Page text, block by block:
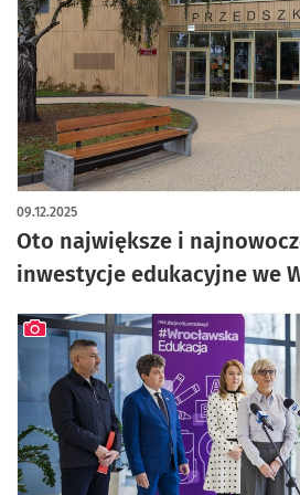
Oto największe i
inwestycje edukacyjne we
09.12.2025